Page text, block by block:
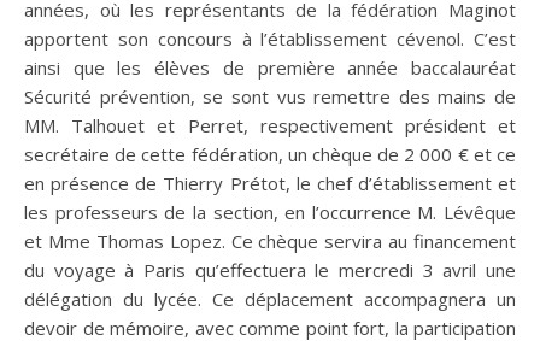
années, où les représentants de la fédération Maginot
apportent son concours à l’établissement cévenol. C’est
ainsi que les élèves de première année baccalauréat
Sécurité prévention, se sont vus remettre des mains de
MM. Talhouet et Perret, respectivement président et
secrétaire de cette fédération, un chèque de 2 000 € et ce
en présence de Thierry Prétot, le chef d’établissement et
les professeurs de la section, en l’occurrence M. Lévêque
et Mme Thomas Lopez. Ce chèque servira au financement
du voyage à Paris qu’effectuera le mercredi 3 avril une
délégation du lycée. Ce déplacement accompagnera un
devoir de mémoire, avec comme point fort, la participation